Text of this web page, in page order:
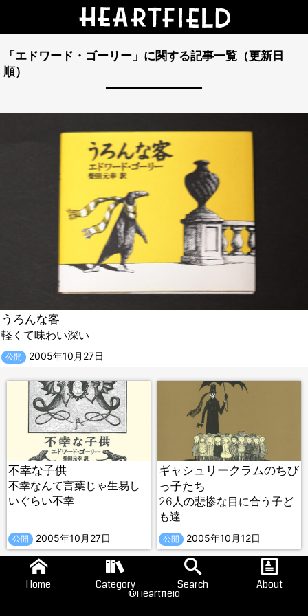
「エドワード・ゴーリー」に関する記事一覧（更新日
順）
うろんな客
軽くて味わい深い
公開 2005年10月27日
不幸な子供
不幸なんて言葉じゃ生易し
いぐらい不幸
公開 2005年10月27日
ギャシュリークラムのちび
っ子たち
26人の悲惨な目に合う子ど
も達
公開 2005年10月12日
Home Category Search About
©Heartfield